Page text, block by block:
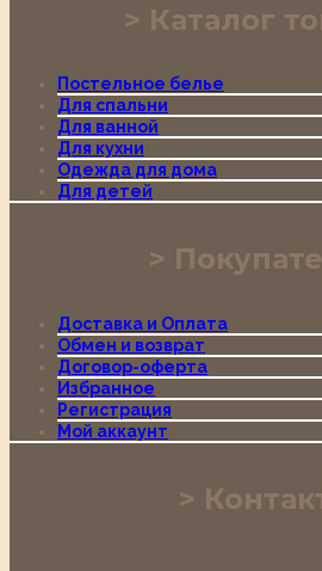
Каталог
Постельное белье
Для спальни
Для ванной
Для кухни
Одежда для дома
Для детей
Доставка и Оплата
Обмен и возврат
Договор-оферта
Избранное
Регистрация
Мой аккаунт